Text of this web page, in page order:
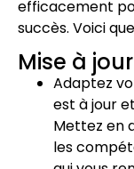
efficacement
succès. Voici
Mise à
Adaptez
est à jour
Mettez en
les